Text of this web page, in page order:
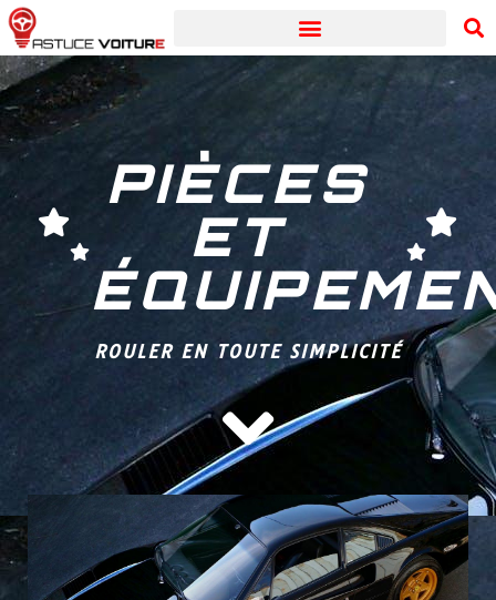
PIÈCES
ET
ROULER EN TOUTE SIMPLICITÉ